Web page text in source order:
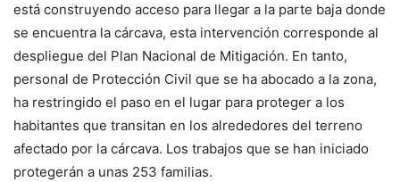
está construyendo acceso para llegar a la parte baja donde
se encuentra la cárcava, esta intervención corresponde al
despliegue del Plan Nacional de Mitigación. En tanto,
personal de Protección Civil que se ha abocado a la zona,
ha restringido el paso en el lugar para proteger a los
habitantes que transitan en los alrededores del terreno
afectado por la cárcava. Los trabajos que se han iniciado
protegerán a unas 253 familias.